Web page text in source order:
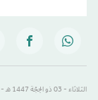
الثلاثاء - 03 ذو الحِجّة 1447 هـ - 19 مايو 2026 م